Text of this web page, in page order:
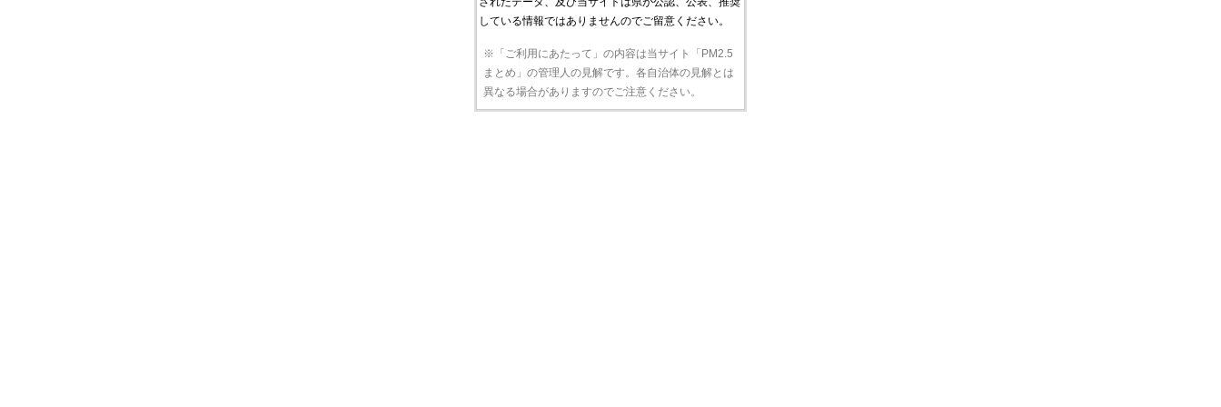
している情報ではありませんのでご留意ください。
※「ご利用にあたって」の内容は当サイト「PM2.5
まとめ」の管理人の見解です。各自治体の見解とは
異なる場合がありますのでご注意ください。